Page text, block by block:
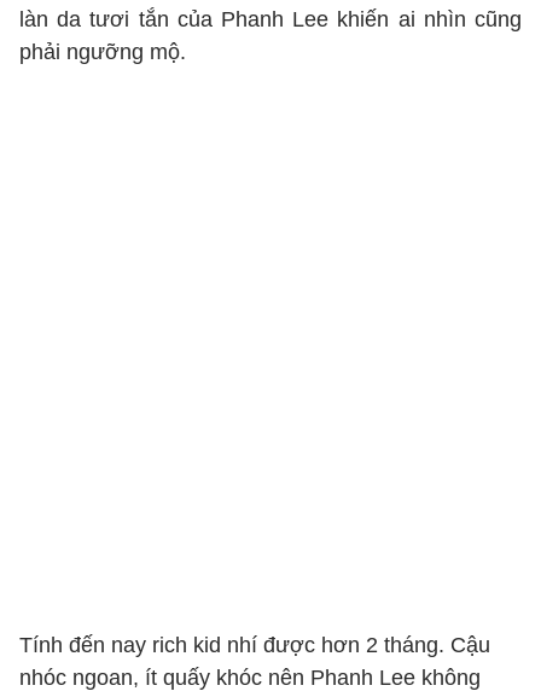
làn da tươi tắn của Phanh Lee khiến ai nhìn cũng
phải ngưỡng mộ.
Tính đến nay rich kid nhí được hơn 2 tháng. Cậu
nhóc ngoan, ít quấy khóc nên Phanh Lee không